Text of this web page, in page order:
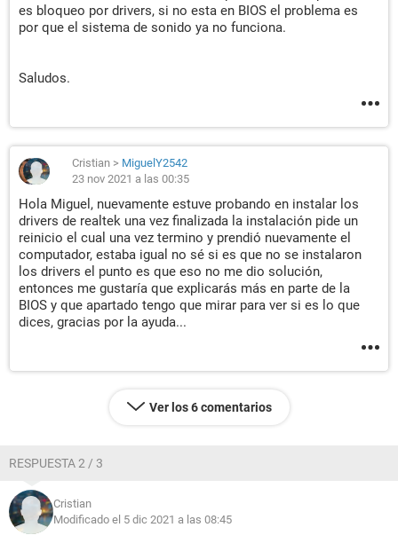
es bloqueo por drivers, si no esta en BIOS el problema es
por que el sistema de sonido ya no funciona.
Saludos.
Cristian > MiguelY2542
23 nov 2021 a las 00:35
Hola Miguel, nuevamente estuve probando en instalar los
drivers de realtek una vez finalizada la instalación pide un
reinicio el cual una vez termino y prendió nuevamente el
computador, estaba igual no sé si es que no se instalaron
los drivers el punto es que eso no me dio solución,
entonces me gustaría que explicarás más en parte de la
BIOS y que apartado tengo que mirar para ver si es lo que
dices, gracias por la ayuda...
Ver los 6 comentarios
RESPUESTA 2 / 3
Cristian
Modificado el 5 dic 2021 a las 08:45